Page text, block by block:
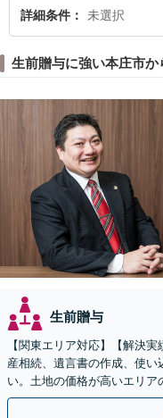
詳細条件 未選択
生前贈与に強い本庄市
生前贈与
【関東エリア対応】【解決
産相続、遺言書の作成、使い
い。土地の価格が高いエリ
携し、適切かつ円滑に対応し